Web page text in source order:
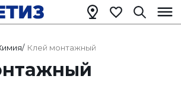
/ Клей монтажный